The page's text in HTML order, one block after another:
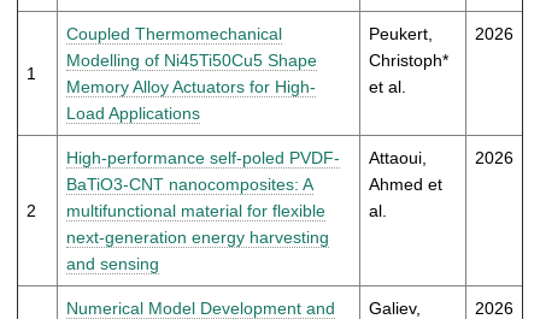
f
1
Coupled Thermomechanical
Modelling of Ni45Ti50Cu5 Shape
Memory Alloy Actuators for High-
Load Applications
Peukert,
Christoph*
et al.
2026
2
High-performance self-poled PVDF-
BaTiO3-CNT nanocomposites: A
multifunctional material for flexible
next-generation energy harvesting
and sensing
Attaoui,
Ahmed et
al.
2026
Numerical Model Development and
Galiev,
2026